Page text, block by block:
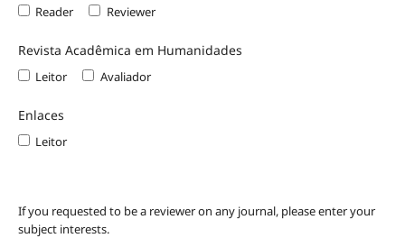
Reader Reviewer
Revista Acadêmica em Humanidades
Leitor Avaliador
Enlaces
Leitor
If you requested to be a reviewer on any journal, please enter your
subject interests.